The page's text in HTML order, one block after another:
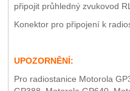
připojit průhledný zvukovod
Konektor pro připojení k
UPOZORNĚNÍ:
Pro radiostanice Motorola